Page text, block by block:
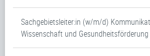
Sachgebietsleiter:in (w/m/d)
Wissenschaft und Gesundheitsförderung